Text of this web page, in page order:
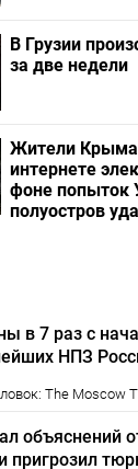
В Грузии
за две недели
Жители Крыма
интернете
фоне попыток
полуостров